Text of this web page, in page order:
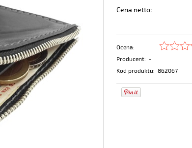
Cena netto:
Ocena:
Producent: -
Kod produktu: 862067